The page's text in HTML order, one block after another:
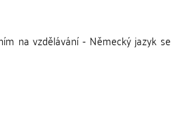
na vzdělávání - Německý jazyk se